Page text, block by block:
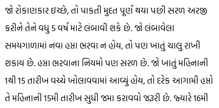
જો રોકાણકાર ઇચ્છે, તો પાકતી મુદત પૂર્ણ થયા પછી સરળ અરજી
કરીને તેને વધુ 5 વર્ષ માટે લંબાવી શકે છે. જો લંબાવેલા
સમયગાળામાં નવા હપ્તા ભરવા ન હોય, તો પણ ખાતું ચાલુ રાખી
શકાય છે. હપ્તા ભરવાના નિયમો પણ સરળ છે. જો ખાતું મહિનાની
1થી 15 તારીખ વચ્ચે ખોલાવવામાં આવ્યું હોય, તો દરેક આગામી હપ્તો
તે મહિનાની 15મી તારીખ સુધી જમા કરાવવો જરૂરી છે. જ્યારે 16મી